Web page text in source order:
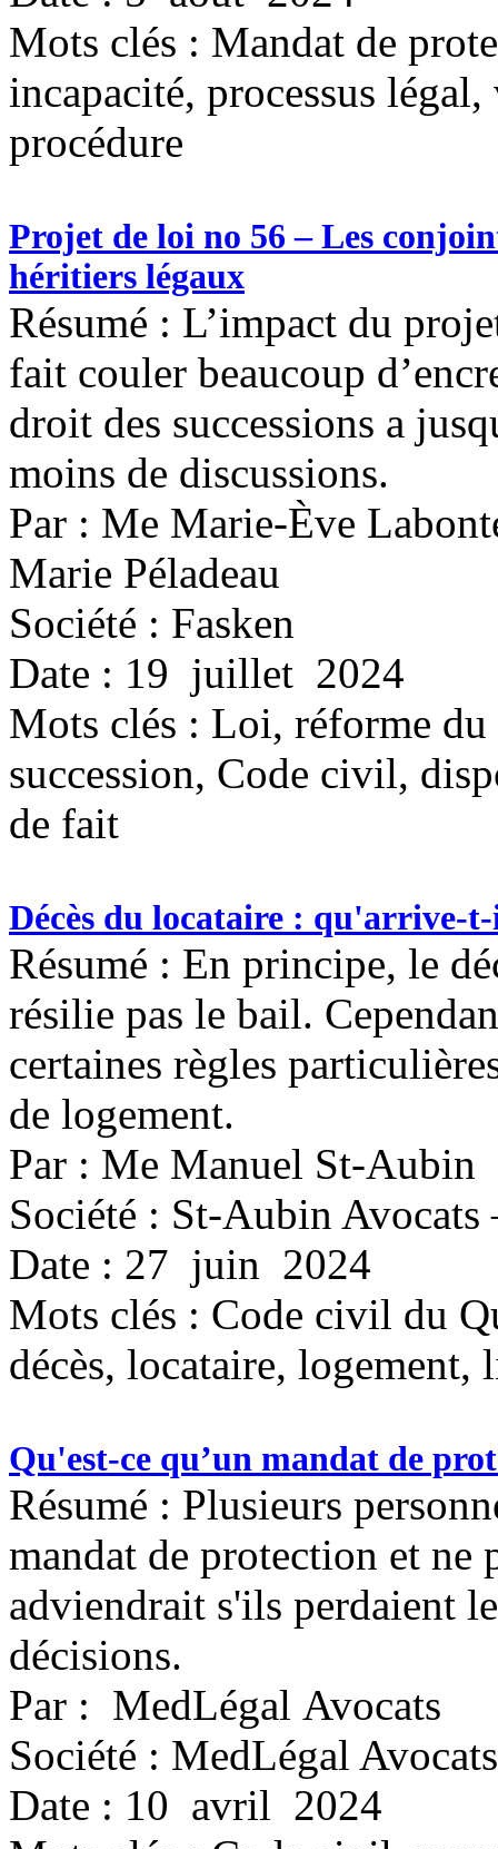
Mots clés : Mandat de
incapacité, processus
procédure
Projet de loi no 56 – Les
héritiers légaux
Résumé : L’impact du
fait couler beaucoup
droit des successions a
moins de discussions.
Par : Me Marie-Ève
Marie Péladeau
Société : Fasken
Date : 19 juillet 2024
Mots clés : Loi, réforme
succession, Code civil,
de fait
Décès du locataire : qu'arrive-
Résumé : En principe, le
résilie pas le bail.
certaines règles
de logement.
Par : Me Manuel St-Aubin
Société : St-Aubin
Date : 27 juin 2024
Mots clés : Code civil du
décès, locataire, logement,
Qu'est-ce qu’un mandat de
Résumé : Plusieurs
mandat de protection et ne
adviendrait s'ils perdaient
décisions.
Par : MedLégal Avocats
Société : MedLégal Avocats
Date : 10 avril 2024